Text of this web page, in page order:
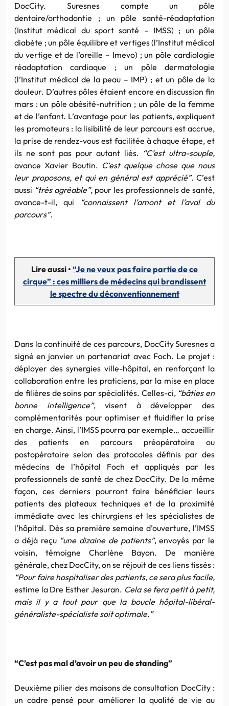
DocCity. Suresnes compte un pôle
dentaire/orthodontie ; un pôle santé-réadaptation
(Institut médical du sport santé – IMSS) ; un pôle
diabète ; un pôle équilibre et vertiges (l’Institut médical
du vertige et de l’oreille – Imevo) ; un pôle cardiologie
réadaptation cardiaque ; un pôle dermatologie
(l’Institut médical de la peau – IMP) ; et un pôle de la
douleur. D’autres pôles étaient encore en discussion fin
mars : un pôle obésité-nutrition ; un pôle de la femme
et de l’enfant. L’avantage pour les patients, expliquent
les promoteurs : la lisibilité de leur parcours est accrue,
la prise de rendez-vous est facilitée à chaque étape, et
ils ne sont pas pour autant liés. “C’est ultra-souple,
avance Xavier Boutin. C’est quelque chose que nous
leur proposons, et qui en général est apprécié”. C’est
aussi “très agréable”, pour les professionnels de santé,
avance-t-il, qui
“connaissent l’amont et l’aval du
parcours”.
Lire aussi • “Je ne veux pas faire partie de ce
cirque” : ces milliers de médecins qui brandissent
le spectre du déconventionnement
Dans la continuité de ces parcours, DocCity Suresnes a
signé en janvier un partenariat avec Foch. Le projet :
déployer des synergies ville-hôpital, en renforçant la
collaboration entre les praticiens, par la mise en place
de filières de soins par spécialités. Celles-ci, “bâties en
bonne intelligence”, visent à développer des
complémentarités pour optimiser et fluidifier la prise
en charge. Ainsi, l’IMSS pourra par exemple… accueillir
des patients en parcours préopératoire ou
postopératoire selon des protocoles définis par des
médecins de l’hôpital Foch et appliqués par les
professionnels de santé de chez DocCity. De la même
façon, ces derniers pourront faire bénéficier leurs
patients des plateaux techniques et de la proximité
immédiate avec les chirurgiens et les spécialistes de
l’hôpital. Dès sa première semaine d’ouverture, l’IMSS
a déjà reçu “une dizaine de patients”, envoyés par le
voisin, témoigne Charlène Bayon. De manière
générale, chez DocCity, on se réjouit de ces liens tissés :
“Pour faire hospitaliser des patients, ce sera plus facile,
estime la Dre Esther Jesuran. Cela se fera petit à petit,
mais il y a tout pour que la boucle hôpital-libéral-
généraliste-spécialiste soit optimale.”
“C’est pas mal d’avoir un peu de standing”
Deuxième pilier des maisons de consultation DocCity :
un cadre pensé pour améliorer la qualité de vie au